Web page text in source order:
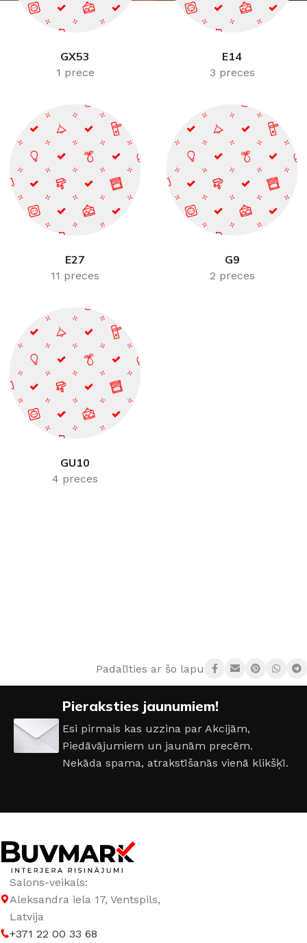
GX53
1 prece
E14
3 preces
E27
11 preces
G9
2 preces
GU10
4 preces
Padalīties ar šo lapu:
Pieraksties jaunumiem!
Esi pirmais kas uzzina par Akcijām,
Piedāvājumiem un jaunām precēm.
Nekāda spama, atrakstīšanās vienā klikšķī.
Salons-veikals:
Aleksandra iela 17, Ventspils,
Latvija
+371 22 00 33 68